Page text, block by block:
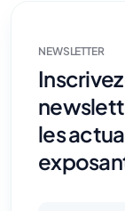
NEWSLETTER
les